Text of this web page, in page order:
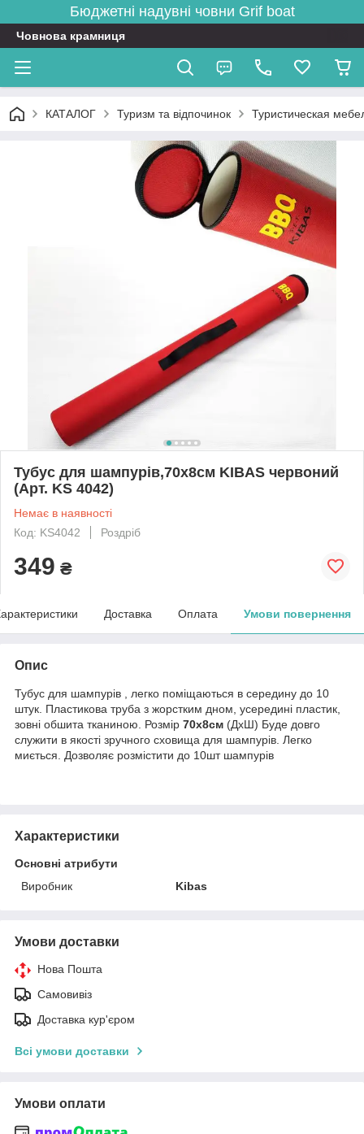
Бюджетні надувні човни Grif boat
Човнова крамниця
КАТАЛОГ Туризм та відпочинок Туристическая
Тубус для шампурів,70х8см KIBAS червоний
(Арт. KS 4042)
Немає в наявності
Код: KS4042
Роздріб
349 ₴
Доставка Оплата Умови повернення
Опис
Тубус для шампурів , легко поміщаються в середину до 10
штук. Пластикова труба з жорстким дном, усередині пластик,
зовні обшита тканиною. Розмір 70х8см (ДхШ) Буде довго
служити в якості зручного сховища для шампурів. Легко
миється. Дозволяє розмістити до 10шт шампурів
Характеристики
Основні атрибути
Виробник
Kibas
Умови доставки
Нова Пошта
Самовивіз
Доставка кур'єром
Всі умови доставки
Умови оплати